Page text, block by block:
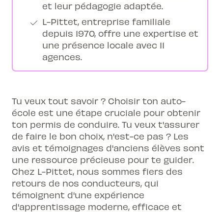
et leur pédagogie adaptée.
L-Pittet, entreprise familiale
depuis 1970, offre une expertise et
une présence locale avec 11
agences.
Tu veux tout savoir ? Choisir ton auto-
école est une étape cruciale pour obtenir
ton permis de conduire. Tu veux t'assurer
de faire le bon choix, n'est-ce pas ? Les
avis et témoignages d'anciens élèves sont
une ressource précieuse pour te guider.
Chez L-Pittet, nous sommes fiers des
retours de nos conducteurs, qui
témoignent d'une expérience
d'apprentissage moderne, efficace et